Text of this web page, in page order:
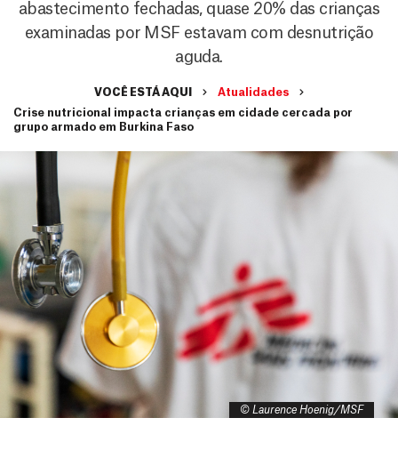
abastecimento fechadas, quase 20% das crianças
examinadas por MSF estavam com desnutrição
aguda.
VOCÊ ESTÁ AQUI
Atualidades
Crise nutricional impacta crianças em cidade cercada por
grupo armado em Burkina Faso
© Laurence Hoenig/MSF